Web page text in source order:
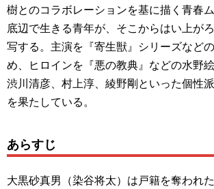
樹とのコラボレーションを基に描く青春
底辺で生きる青年が、そこからはい上が
写する。主演を『寄生獣』シリーズなど
め、ヒロインを『悪の教典』などの水野絵
渋川清彦、村上淳、綾野剛といった個性
を果たしている。
あらすじ
大黒砂真男（染谷将太）は戸籍を奪われ